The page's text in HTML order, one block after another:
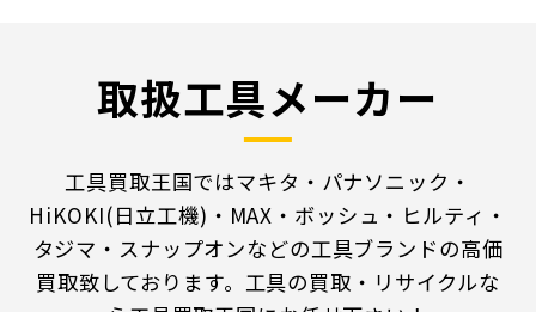
取扱工具メーカー
工具買取王国ではマキタ・パナソニック・
HiKOKI(日立工機)・MAX・ボッシュ・ヒルティ・
タジマ・スナップオンなどの工具ブランドの高価
買取致しております。工具の買取・リサイクルな